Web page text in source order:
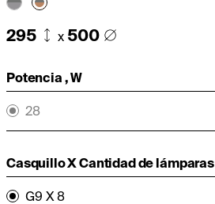
295 x 500
Potencia , W
28
Casquillo X Cantidad de lámparas
G9 X 8